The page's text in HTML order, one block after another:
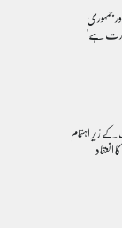
جمہوری
ہے'
زیرِ اہتمام